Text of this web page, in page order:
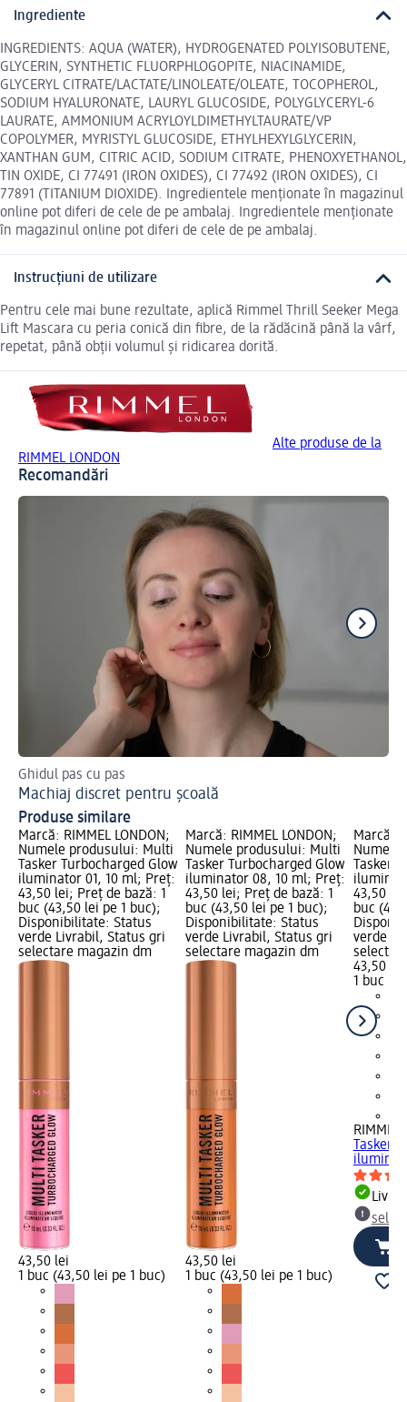
Ingrediente
INGREDIENTS: AQUA (WATER), HYDROGENATED POLYISOBUTENE,
GLYCERIN, SYNTHETIC FLUORPHLOGOPITE, NIACINAMIDE,
GLYCERYL CITRATE/LACTATE/LINOLEATE/OLEATE, TOCOPHEROL,
SODIUM HYALURONATE, LAURYL GLUCOSIDE, POLYGLYCERYL-6
LAURATE, AMMONIUM ACRYLOYLDIMETHYLTAURATE/VP
COPOLYMER, MYRISTYL GLUCOSIDE, ETHYLHEXYLGLYCERIN,
XANTHAN GUM, CITRIC ACID, SODIUM CITRATE, PHENOXYETHANOL,
TIN OXIDE, CI 77491 (IRON OXIDES), CI 77492 (IRON OXIDES), CI
77891 (TITANIUM DIOXIDE). Ingredientele menționate în magazinul
online pot diferi de cele de pe ambalaj. Ingredientele menționate
în magazinul online pot diferi de cele de pe ambalaj.
Instrucțiuni de utilizare
Pentru cele mai bune rezultate, aplică Rimmel Thrill Seeker Mega
Lift Mascara cu peria conică din fibre, de la rădăcină până la vârf,
repetat, până obții volumul și ridicarea dorită.
Alte produse de la
RIMMEL LONDON
Recomandări
Ghidul pas cu pas
Machiaj discret pentru școală
Produse similare
Marcă: RIMMEL LONDON;
Numele produsului: Multi
Tasker Turbocharged Glow
iluminator 01, 10 ml; Preț:
43,50 lei; Preț de bază: 1
buc (43,50 lei pe 1 buc);
Disponibilitate: Status
verde Livrabil, Status gri
selectare magazin dm
43,50 lei
1 buc (43,50 lei pe 1 buc)
Marcă: RIMMEL LONDON;
Numele produsului: Multi
Tasker Turbocharged Glow
iluminator 08, 10 ml; Preț:
43,50 lei; Preț de bază: 1
buc (43,50 lei pe 1 buc);
Disponibilitate: Status
verde Livrabil, Status gri
selectare magazin dm
43,50 lei
1 buc (43,50 lei pe 1 buc)
Marcă:
Numele
Tasker
43,50
buc
verde
43,50 lei
1 buc
RIMMEL
Tasker